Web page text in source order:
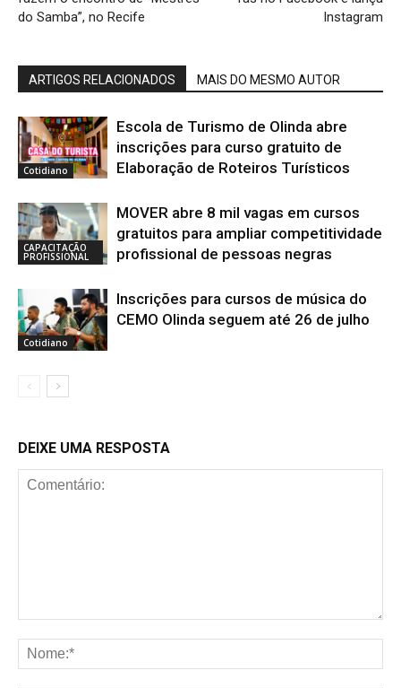
do Samba”, no Recife
Instagram
ARTIGOS RELACIONADOS MAIS DO MESMO AUTOR
Cotidiano
Escola de Turismo de Olinda abre
inscrições para curso gratuito de
Elaboração de Roteiros Turísticos
CAPACITAÇÃO
PROFISSIONAL
MOVER abre 8 mil vagas em cursos
gratuitos para ampliar competitividade
profissional de pessoas negras
Cotidiano
Inscrições para cursos de música do
CEMO Olinda seguem até 26 de julho
DEIXE UMA RESPOSTA